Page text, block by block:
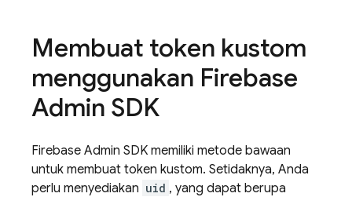
Membuat token kustom
menggunakan Firebase
Admin SDK
Firebase Admin SDK memiliki metode bawaan
untuk membuat token kustom. Setidaknya, Anda
perlu menyediakan uid , yang dapat berupa